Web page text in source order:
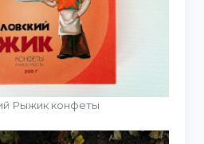
Рыжик конфеты